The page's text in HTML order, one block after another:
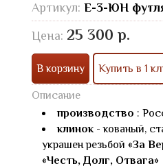
Артикул: Е-3-ЮН
Цена: 25 300 р.
В корзину Купить в 1
Описание
производство :
клинок - кованый,
украшен резьбой «За
«Честь, Долг, Отвага»